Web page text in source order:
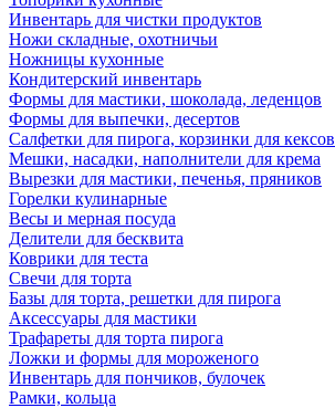
Инвентарь для чистки продуктов
Ножи складные, охотничьи
Ножницы кухонные
Кондитерский инвентарь
Формы для мастики, шоколада, леденцов
Формы для выпечки, десертов
Салфетки для пирога, корзинки для кексов
Мешки, насадки, наполнители для крема
Вырезки для мастики, печенья, пряников
Горелки кулинарные
Весы и мерная посуда
Делители для бесквита
Коврики для теста
Свечи для торта
Базы для торта, решетки для пирога
Аксессуары для мастики
Трафареты для торта пирога
Ложки и формы для мороженого
Инвентарь для пончиков, булочек
Рамки, кольца